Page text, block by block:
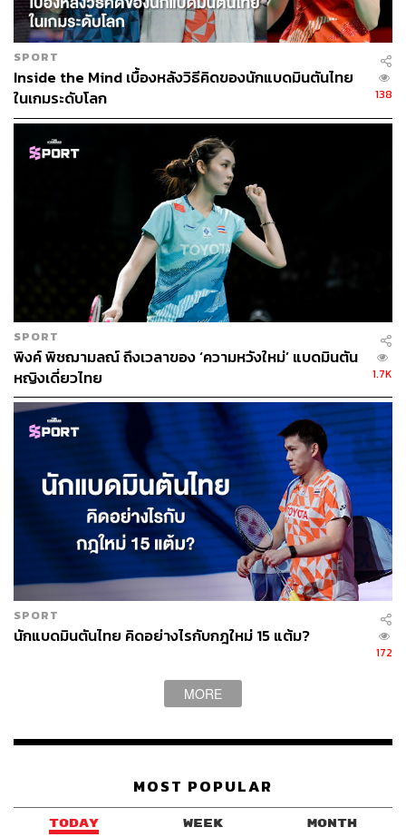
SPORT
Inside the Mind เบื้องหลังวิธีคิดของนักแบดมินตันไทย
ในเกมระดับโลก
138
SPORT
พิงค์ พิชฌามลณ์ ถึงเวลาของ ‘ความหวังใหม่’ แบดมินตัน
หญิงเดี่ยวไทย
1.7K
SPORT
นักแบดมินตันไทย คิดอย่างไรกับกฎใหม่ 15 แต้ม?
172
MORE
MOST POPULAR
TODAY WEEK MONTH